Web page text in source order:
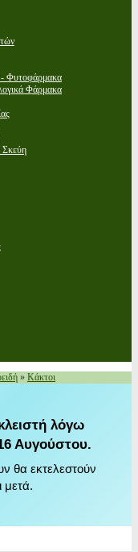
- Φυτοφάρμακα
Φάρμακα
Σκεύη
» Κάκτοι
λόγω
Αυγούστου.
θα εκτελεστούν
μετά.